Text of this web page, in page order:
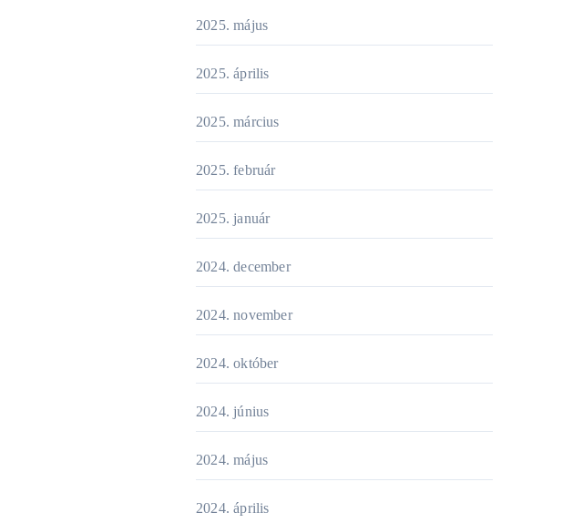
2025. május
2025. április
2025. március
2025. február
2025. január
2024. december
2024. november
2024. október
2024. június
2024. május
2024. április